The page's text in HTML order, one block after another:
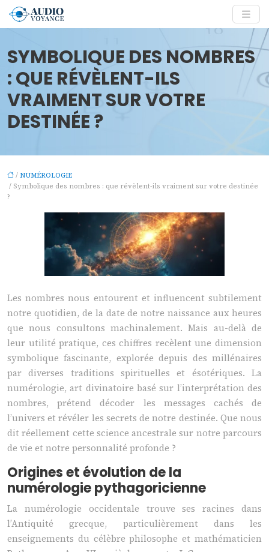
SYMBOLIQUE DES NOMBRES
: QUE RÉVÈLENT-ILS
VRAIMENT SUR VOTRE
DESTINÉE ?
/ NUMÉROLOGIE
/ Symbolique des nombres : que révèlent-ils vraiment sur votre destinée
?
Les nombres nous entourent et influencent subtilement
notre quotidien, de la date de notre naissance aux heures
que nous consultons machinalement. Mais au-delà de
leur utilité pratique, ces chiffres recèlent une dimension
symbolique fascinante, explorée depuis des millénaires
par diverses traditions spirituelles et ésotériques. La
numérologie, art divinatoire basé sur l’interprétation des
nombres, prétend décoder les messages cachés de
l’univers et révéler les secrets de notre destinée. Que nous
dit réellement cette science ancestrale sur notre parcours
de vie et notre personnalité profonde ?
Origines et évolution de la
numérologie pythagoricienne
La numérologie occidentale trouve ses racines dans
l’Antiquité grecque, particulièrement dans les
enseignements du célèbre philosophe et mathématicien